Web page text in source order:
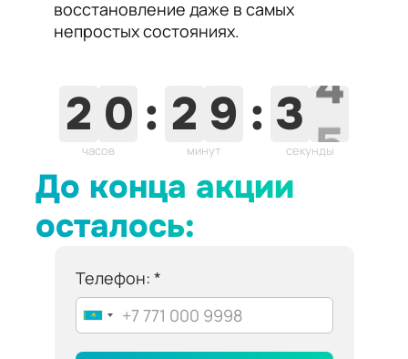
восстановление даже в самых
непростых состояниях.
2 0 :
часов
2 9 :
минут
3
4
3
секунды
До конца акции
осталось:
Телефон: